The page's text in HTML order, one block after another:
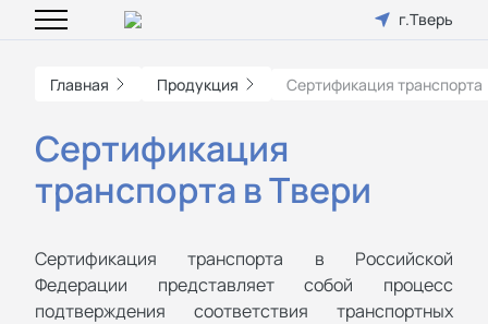
г.Тверь
Главная Продукция Сертификация транспорта
Сертификация
транспорта в Твери
Сертификация транспорта в Российской
Федерации представляет собой процесс
подтверждения соответствия транспортных